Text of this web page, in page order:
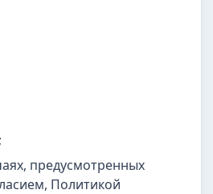
предусмотренных
Политикой